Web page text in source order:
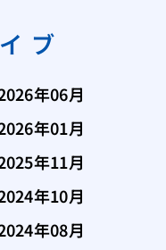
ブ
年06月
年01月
年11月
年10月
年08月